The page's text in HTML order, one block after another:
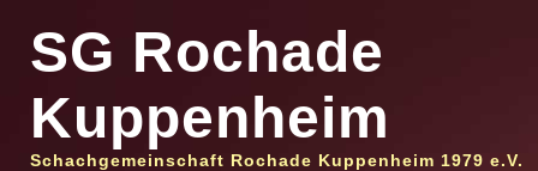
SG Rochade
Kuppenheim
Schachgemeinschaft Rochade Kuppenheim 1979 e.V.